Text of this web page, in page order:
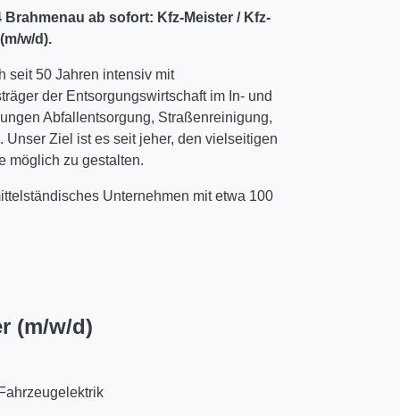
ab sofort: Kfz-Meister / Kfz-
w/d).
seit 50 Jahren intensiv mit
der Entsorgungswirtschaft im In- und
Abfallentsorgung, Straßenreinigung,
Ziel ist es seit jeher, den vielseitigen
möglich zu gestalten.
Unternehmen mit etwa 100
(m/w/d)